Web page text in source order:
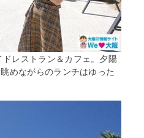
レストラン＆カフェ。夕陽
めながらのランチはゆった